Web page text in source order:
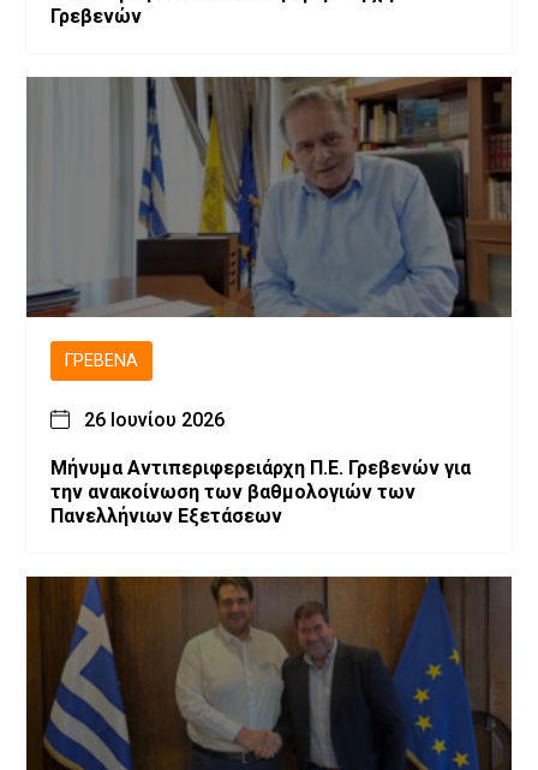
Γρεβενών
ΓΡΕΒΕΝΆ
26 Ιουνίου 2026
Μήνυμα Αντιπεριφερειάρχη Π.Ε. Γρεβενών για
την ανακοίνωση των βαθμολογιών των
Πανελλήνιων Εξετάσεων